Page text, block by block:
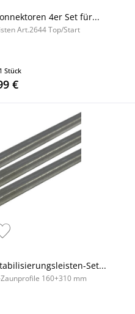
4er Set für...
Art.2644 Top/Start
1 Stück
€
Set...
160+310 mm